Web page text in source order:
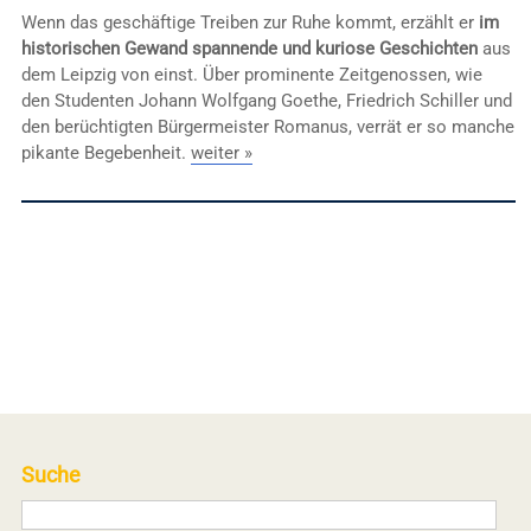
Wenn das geschäftige Treiben zur Ruhe kommt, erzählt er im
historischen Gewand spannende und kuriose Geschichtenaus
dem Leipzig von einst. Über prominente Zeitgenossen, wie
den Studenten Johann Wolfgang Goethe, Friedrich Schiller und
den berüchtigten Bürgermeister Romanus, verrät er so manche
pikante Begebenheit. weiter »
Suche